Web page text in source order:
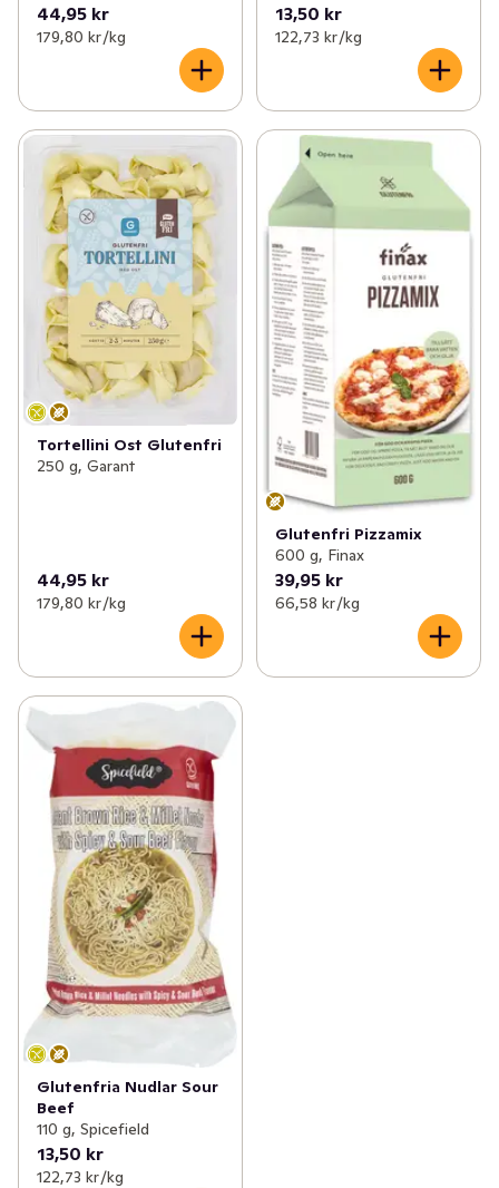
✓ Nyheter inom kött & kyckling (20)
Nyheter till de minsta (20)
44,95 kr
179,80 kr /kg
13,50 kr
122,73 kr /kg
Tortellini Ost Glutenfri
250 g, Garant
44,95 kr
179,80 kr /kg
Glutenfri Pizzamix
600 g, Finax
39,95 kr
66,58 kr /kg
Glutenfria Nudlar Sour
Beef
110 g, Spicefield
13,50 kr
122,73 kr /kg